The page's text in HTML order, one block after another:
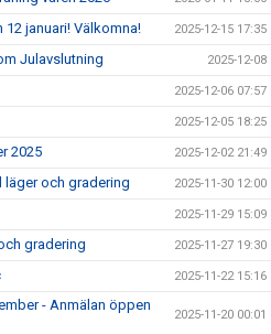
januari! Välkomna! 2025-12-15 17:35
Julavslutning 2025-12-08
2025-12-06 07:57
2025-12-05 18:25
2025 2025-12-02 21:49
läger och gradering 2025-11-30 12:00
2025-11-29 15:09
gradering 2025-11-27 19:30
2025-11-22 15:16
- Anmälan öppen
2025-11-20 00:01